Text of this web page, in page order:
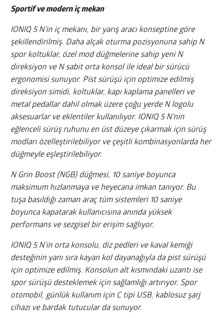
Sportif ve modern iç mekan
IONIQ 5 N’in iç mekanı, bir yarış aracı konseptine göre
şekillendirilmiş. Daha alçak oturma pozisyonuna sahip N
spor koltuklar, özel mod düğmelerine sahip yeni N
direksiyon ve N sabit orta konsol ile ideal bir sürücü
ergonomisi sunuyor. Pist sürüşü için optimize edilmiş
direksiyon simidi, koltuklar, kapı kaplama panelleri ve
metal pedallar dahil olmak üzere çoğu yerde N logolu
aksesuarlar ve eklentiler kullanılıyor. IONIQ 5 N’nin
eğlenceli sürüş ruhunu en üst düzeye çıkarmak için sürüş
modları özelleştirilebiliyor ve çeşitli kombinasyonlarda her
düğmeyle eşleştirilebiliyor.
N Grin Boost (NGB) düğmesi, 10 saniye boyunca
maksimum hızlanmaya ve heyecana imkan tanıyor. Bu
tuşa basıldığı zaman araç tüm sistemleri 10 saniye
boyunca kapatarak kullanıcısına anında yüksek
performans ve sezgisel bir erişim sağlıyor.
IONIQ 5 N’in orta konsolu, diz pedleri ve kaval kemiği
desteğinin yanı sıra kayan kol dayanağıyla da pist sürüşü
için optimize edilmiş. Konsolun alt kısmındaki uzantı ise
spor sürüşü desteklemek için sağlamlığı artırıyor. Spor
otomobil, günlük kullanım için C tipi USB, kablosuz şarj
cihazı ve bardak tutucular da sunuyor.